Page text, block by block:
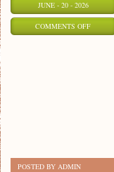
JUNE - 20 - 2026
COMMENTS OFFON
POSTED BY ADMIN